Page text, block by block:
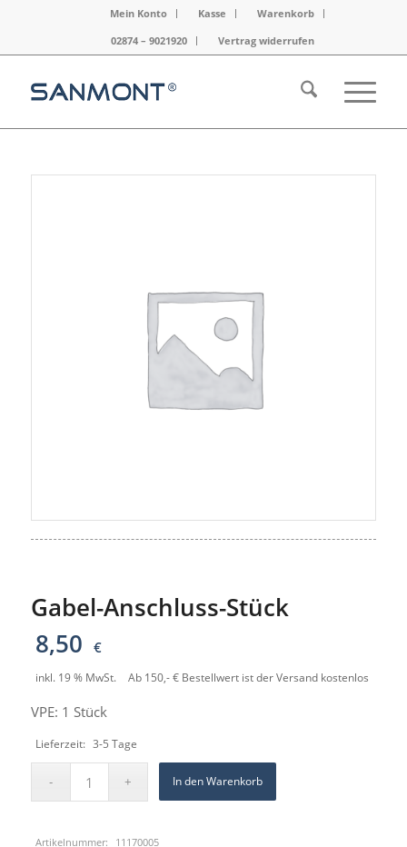
Mein Konto Kasse
Warenkorb
02874 – 9021920
Vertrag widerrufen
Gabel-Anschluss-Stück
8,50
€
inkl. 19 % MwSt. Ab 150,- € Bestellwert ist der Versand kostenlos
VPE: 1 Stück
Lieferzeit: 3-5 Tage
In den Warenkorb
Artikelnummer: 11170005